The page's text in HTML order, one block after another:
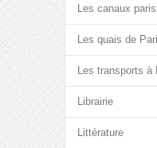
Les canaux
Les quais de
Les transports à
Librairie
Littérature